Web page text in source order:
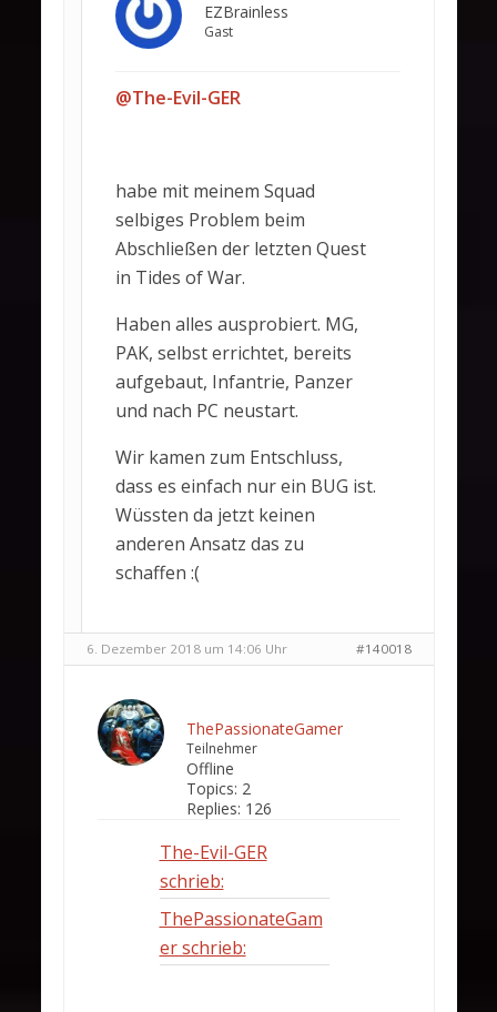
EZBrainless
Gast
@The-Evil-GER
habe mit meinem Squad
selbiges Problem beim
Abschließen der letzten Quest
in Tides of War.
Haben alles ausprobiert. MG,
PAK, selbst errichtet, bereits
aufgebaut, Infantrie, Panzer
und nach PC neustart.
Wir kamen zum Entschluss,
dass es einfach nur ein BUG ist.
Wüssten da jetzt keinen
anderen Ansatz das zu
schaffen :(
6. Dezember 2018 um 14:06 Uhr #140018
ThePassionateGamer
Teilnehmer
Offline
Topics: 2
Replies: 126
The-Evil-GER
schrieb:
ThePassionateGam
er schrieb: